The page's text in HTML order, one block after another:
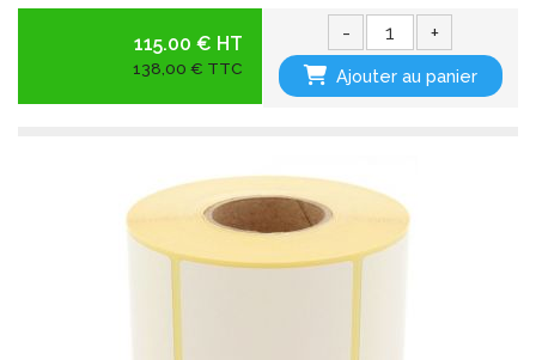
115.00 € HT
138,00 € TTC
- +
Ajouter au panier